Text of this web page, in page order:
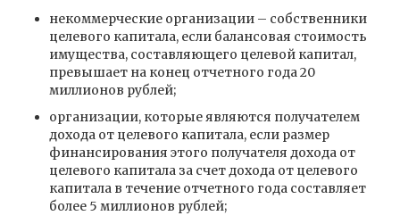
некоммерческие организации – собственники
целевого капитала, если балансовая стоимость
имущества, составляющего целевой капитал,
превышает на конец отчетного года 20
миллионов рублей;
организации, которые являются получателем
дохода от целевого капитала, если размер
финансирования этого получателя дохода от
целевого капитала за счет дохода от целевого
капитала в течение отчетного года составляет
более 5 миллионов рублей;